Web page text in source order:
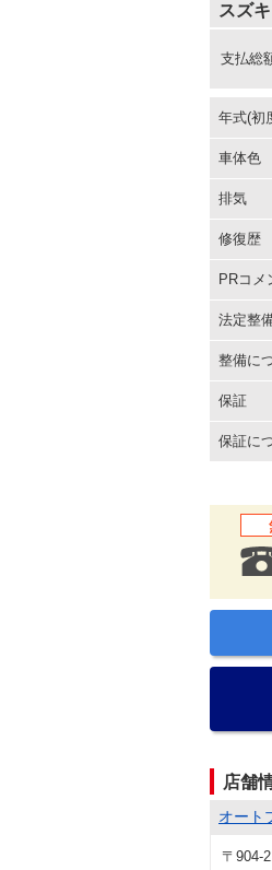
スズ
支払総
年式(初
車体色
排気
修復歴
PRコメ
法定整
整備に
保証
保証に
店舗
オート
〒904-